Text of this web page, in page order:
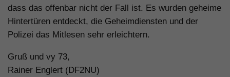
dass das offenbar nicht der Fall ist. Es wurden geheime
Hintertüren entdeckt, die Geheimdiensten und der
Polizei das Mitlesen sehr erleichtern.
Gruß und vy 73,
Rainer Englert (DF2NU)